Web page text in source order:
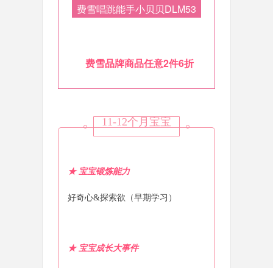
费雪唱跳能手小贝贝DLM53
费雪品牌商品任意2件6折
11-12个月宝宝
★ 宝宝锻炼能力
好奇心&探索欲（早期学习）
★宝宝成长大事件